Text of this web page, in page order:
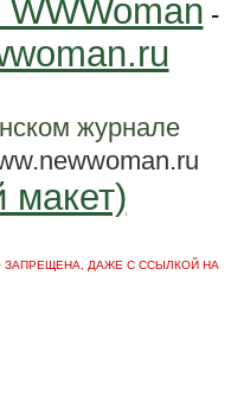
-
журнале
макет)
ЗАПРЕЩЕНА, ДАЖЕ С ССЫЛКОЙ НА